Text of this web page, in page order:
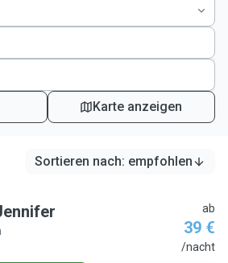
Karte anzeigen
Sortieren nach: empfohlen
ab
39 €
/nacht